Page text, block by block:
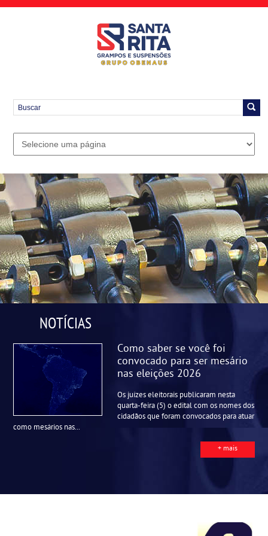
NOTÍCIAS
Como saber se você foi
convocado para ser mesário
nas eleições 2026
Os juízes eleitorais publicaram nesta
quarta-feira (5) o edital com os nomes dos
cidadãos que foram convocados para atuar
como mesários nas...
+ mais